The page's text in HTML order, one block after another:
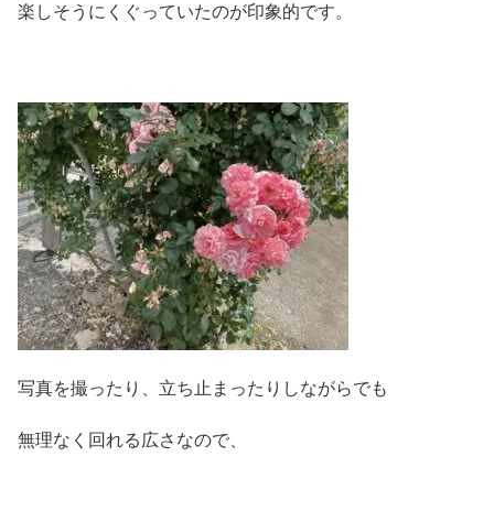
楽しそうにくぐっていたのが印象的です。
写真を撮ったり、立ち止まったりしながらでも
無理なく回れる広さなので、